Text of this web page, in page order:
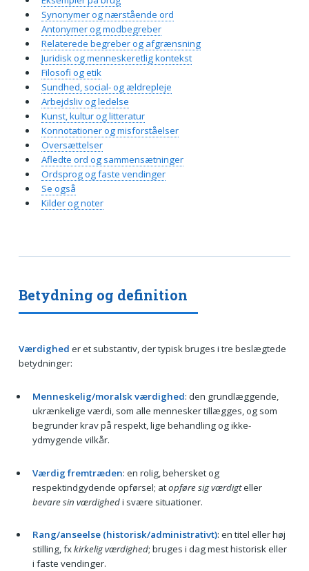
Betydning og definition
Værdighed er et substantiv, der typisk bruges i tre beslægtede
betydninger:
Menneskelig/moralsk værdighed: den grundlæggende,
ukrænkelige værdi, som alle mennesker tillægges, og som
begrunder krav på respekt, lige behandling og ikke-
ydmygende vilkår.
Værdig fremtræden: en rolig, behersket og
respektindgydende opførsel; atopføre sig værdigteller
bevare sin værdighedi svære situationer.
Rang/anseelse (historisk/administrativt): en titel eller høj
stilling, fxkirkelig værdighed; bruges i dag mest historisk eller
i faste vendinger.
Synonymer og nærstående ord
Antonymer og modbegreber
Relaterede begreber og afgrænsning
Juridisk og menneskeretlig kontekst
Filosofi og etik
Sundhed, social- og ældrepleje
Arbejdsliv og ledelse
Kunst, kultur og litteratur
Konnotationer og misforståelser
Oversættelser
Afledte ord og sammensætninger
Ordsprog og faste vendinger
Se også
Kilder og noter